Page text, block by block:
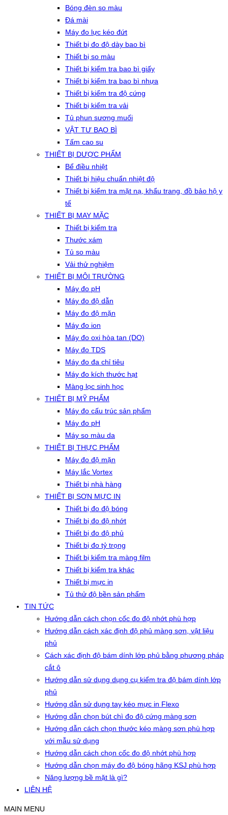
Bóng đèn so màu
Đá mài
Máy đo lực kéo đứt
Thiết bị đo độ dày bao bì
Thiết bị so màu
Thiết bị kiểm tra bao bì giấy
Thiết bị kiểm tra bao bì nhựa
Thiết bị kiểm tra độ cứng
Thiết bị kiểm tra vải
Tủ phun sương muối
VẬT TƯ BAO BÌ
Tấm cao su
THIẾT BỊ DƯỢC PHẨM
Bể điều nhiệt
Thiết bị hiệu chuẩn nhiệt độ
Thiết bị kiểm tra mặt nạ, khẩu trang, đồ bảo hộ y
tế
THIẾT BỊ MAY MẶC
Thiết bị kiểm tra
Thước xám
Tủ so màu
Vải thử nghiệm
THIẾT BỊ MÔI TRƯỜNG
Máy đo pH
Máy đo độ dẫn
Máy đo độ mặn
Máy đo ion
Máy đo oxi hòa tan (DO)
Máy đo TDS
Máy đo đa chỉ tiêu
Máy đo kích thước hạt
Màng lọc sinh học
THIẾT BỊ MỸ PHẨM
Máy đo cấu trúc sản phẩm
Máy đo pH
Máy so màu da
THIẾT BỊ THỰC PHẨM
Máy đo độ mặn
Máy lắc Vortex
Thiết bị nhà hàng
THIẾT BỊ SƠN MỰC IN
Thiết bị đo độ bóng
Thiết bị đo độ nhớt
Thiết bị đo độ phủ
Thiết bị đo tỷ trọng
Thiết bị kiểm tra màng film
Thiết bị kiểm tra khác
Thiết bị mực in
Tủ thử độ bền sản phẩm
TIN TỨC
Hướng dẫn cách chọn cốc đo độ nhớt phù hợp
Hướng dẫn cách xác định độ phủ màng sơn, vật liệu
phủ
Cách xác định độ bám dính lớp phủ bằng phương pháp
cắt ô
Hướng dẫn sử dụng dụng cụ kiểm tra độ bám dính lớp
phủ
Hướng dẫn sử dụng tay kéo mực in Flexo
Hướng dẫn chọn bút chì đo độ cứng màng sơn
Hướng dẫn cách chọn thước kéo màng sơn phù hợp
với mẫu sử dụng
Hướng dẫn cách chọn cốc đo độ nhớt phù hợp
Hướng dẫn chọn máy đo độ bóng hãng KSJ phù hợp
Năng lượng bề mặt là gì?
LIÊN HỆ
MAIN MENU